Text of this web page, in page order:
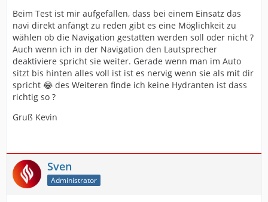
Beim Test ist mir aufgefallen, dass bei einem Einsatz das
navi direkt anfängt zu reden gibt es eine Möglichkeit zu
wählen ob die Navigation gestatten werden soll oder nicht ?
Auch wenn ich in der Navigation den Lautsprecher
deaktiviere spricht sie weiter. Gerade wenn man im Auto
sitzt bis hinten alles voll ist ist es nervig wenn sie als mit dir
spricht 😂 des Weiteren finde ich keine Hydranten ist dass
richtig so ?
Gruß Kevin
Sven
Administrator